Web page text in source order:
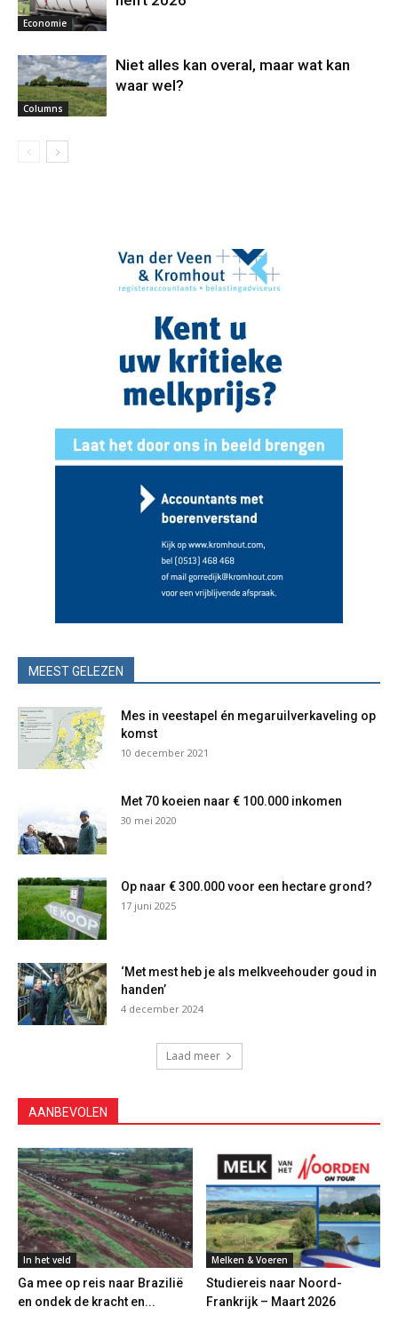
Economie
Columns
Niet alles kan overal, maar wat kan
waar wel?
MEEST GELEZEN
Mes in veestapel én megaruilverkaveling op
komst
10 december 2021
Met 70 koeien naar € 100.000 inkomen
30 mei 2020
Op naar € 300.000 voor een hectare grond?
17 juni 2025
‘Met mest heb je als melkveehouder goud in
handen’
4 december 2024
Laad meer
AANBEVOLEN
In het veld
Ga mee op reis naar Brazilië
en ondek de kracht en...
Melken & Voeren
Studiereis naar Noord-
Frankrijk – Maart 2026